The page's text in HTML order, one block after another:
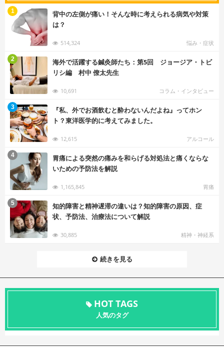
背中の左側が痛い！そんな時に考えられる病気や対策
は？
514,324 悩み・症状
1
海外で活躍する鍼灸師たち：第5回 ジョージア・トビ
リシ編 村中 僚太先生
10,691 コラム・インタビュー
2
『私、外でお酒飲むと酔わないんだよね』ってホン
ト？東洋医学的に考えてみました。
12,615 アルコール
3
胃痛による突然の痛みを和らげる対処法と痛くならな
いための予防法を解説
1,165,845 胃痛
4
知的障害と精神遅滞の違いは？知的障害の原因、症
状、予防法、治療法について解説
30,885 精神・神経系
5
続きを見る
HOT TAGS
人気のタグ